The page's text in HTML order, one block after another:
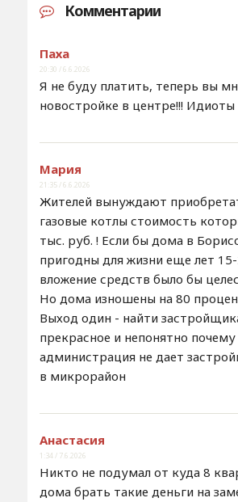
Комментарии
Паха
20:30 / 6.6.2026
Я не буду платить, теперь вы
новостройке в центре!!! Идиоты
Мария
21:35 / 6.6.2026
Жителей вынуждают
газовые котлы стоимость
тыс. руб. ! Если бы дома в
пригодны для жизни еще лет
вложение средств было бы
Но дома изношены на 80
Выход один - найти
прекрасное и непонятно
администрация не дает
в микрорайон
Анастасия
1:34 / 7.6.2026
Никто не подумал от куда 8
дома брать такие деньги на